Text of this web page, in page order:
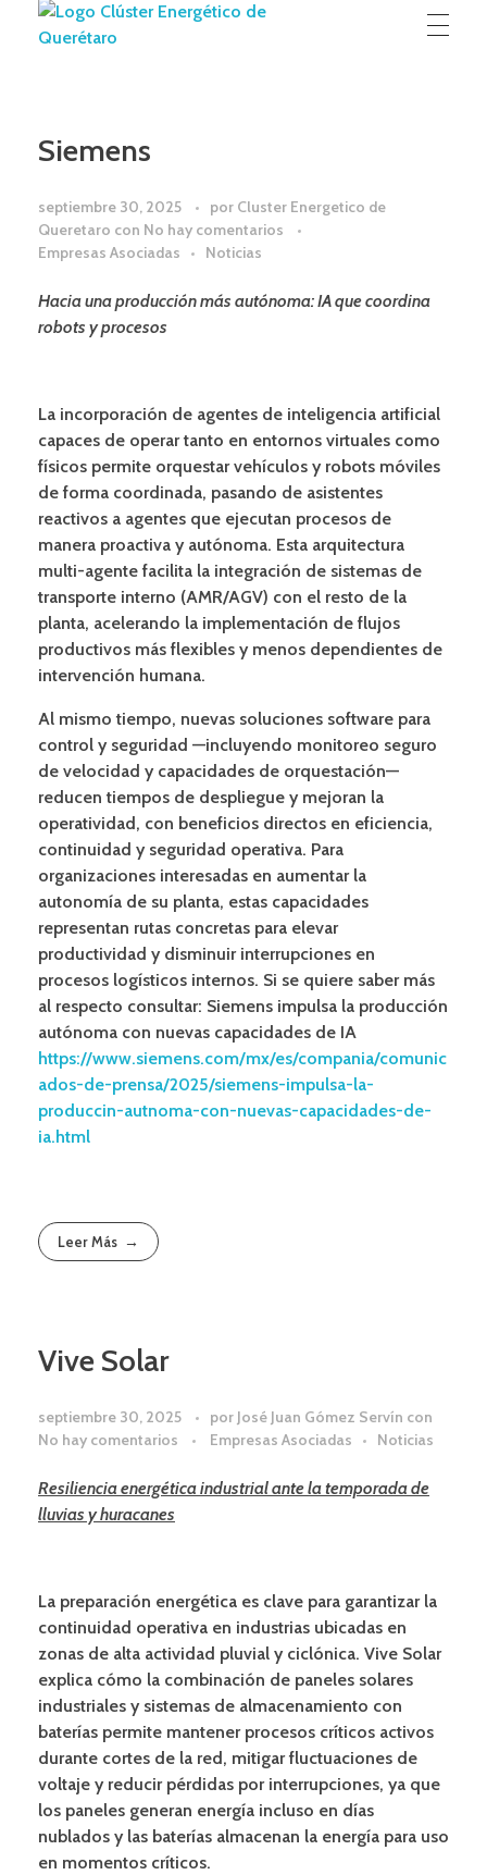
Siemens
septiembre 30, 2025 por Cluster Energetico de
Queretaro con No hay comentarios
Empresas Asociadas
Noticias
Hacia una producción más autónoma: IA que coordina
robots y procesos
La incorporación de agentes de inteligencia artificial
capaces de operar tanto en entornos virtuales como
físicos permite orquestar vehículos y robots móviles
de forma coordinada, pasando de asistentes
reactivos a agentes que ejecutan procesos de
manera proactiva y autónoma. Esta arquitectura
multi-agente facilita la integración de sistemas de
transporte interno (AMR/AGV) con el resto de la
planta, acelerando la implementación de flujos
productivos más flexibles y menos dependientes de
intervención humana.
Al mismo tiempo, nuevas soluciones software para
control y seguridad —incluyendo monitoreo seguro
de velocidad y capacidades de orquestación—
reducen tiempos de despliegue y mejoran la
operatividad, con beneficios directos en eficiencia,
continuidad y seguridad operativa. Para
organizaciones interesadas en aumentar la
autonomía de su planta, estas capacidades
representan rutas concretas para elevar
productividad y disminuir interrupciones en
procesos logísticos internos. Si se quiere saber más
al respecto consultar: Siemens impulsa la producción
autónoma con nuevas capacidades de IA
https://www.siemens.com/mx/es/compania/comunic
ados-de-prensa/2025/siemens-impulsa-la-
produccin-autnoma-con-nuevas-capacidades-de-
ia.html
Leer Más
Vive Solar
septiembre 30, 2025 por José Juan Gómez Servín con
No hay comentarios
Empresas Asociadas Noticias
Resiliencia energética industrial ante la temporada de
lluvias y huracanes
La preparación energética es clave para garantizar la
continuidad operativa en industrias ubicadas en
zonas de alta actividad pluvial y ciclónica. Vive Solar
explica cómo la combinación de paneles solares
industriales y sistemas de almacenamiento con
baterías permite mantener procesos críticos activos
durante cortes de la red, mitigar fluctuaciones de
voltaje y reducir pérdidas por interrupciones, ya que
los paneles generan energía incluso en días
nublados y las baterías almacenan la energía para uso
en momentos críticos.